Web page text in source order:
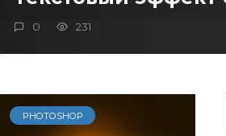
0 231
PHOTOSHOP